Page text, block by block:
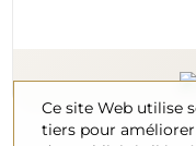
Ce site Web utilise
tiers pour